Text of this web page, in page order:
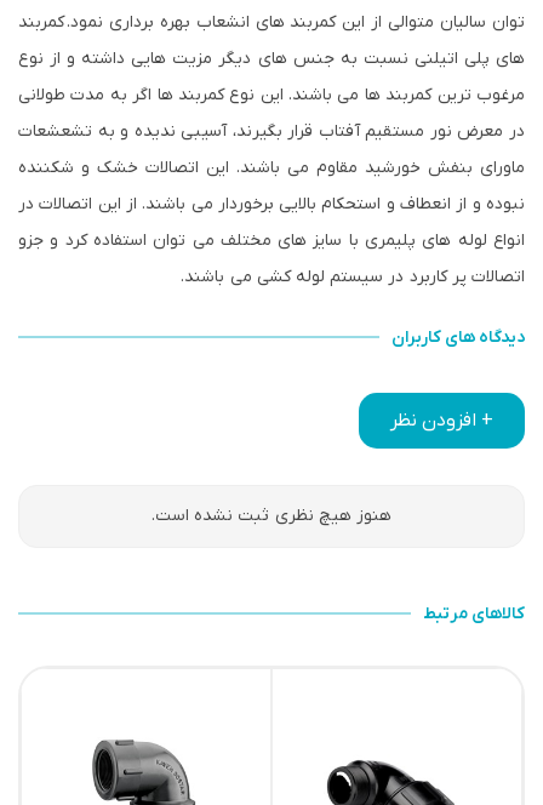
توان سالیان متوالی از این کمربند های انشعاب بهره برداری نمود. کمربند
های پلی اتیلنی نسبت به جنس های دیگر مزیت هایی داشته و از نوع
مرغوب ترین کمربند ها می باشند. این نوع کمربند ها اگر به مدت طولانی
در معرض نور مستقیم آفتاب قرار بگیرند، آسیبی ندیده و به تشعشعات
ماورای بنفش خورشید مقاوم می باشند. این اتصالات خشک و شکننده
نبوده و از انعطاف و استحکام بالایی برخوردار می باشند. از این اتصالات در
انواع لوله های پلیمری با سایز های مختلف می توان استفاده کرد و جزو
اتصالات پر کاربرد در سیستم لوله کشی می باشند.
دیدگاه های کاربران
+ افزودن نظر
هنوز هیچ نظری ثبت نشده است.
کالاهای مرتبط